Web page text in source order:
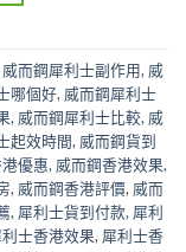
威而鋼犀利士副作用, 威
哪個好, 威而鋼犀利士
, 威而鋼犀利士比較, 威
起效時間, 威而鋼貨到
優惠, 威而鋼香港效果,
, 威而鋼香港評價, 威而
, 犀利士貨到付款, 犀利
利士香港效果, 犀利士香